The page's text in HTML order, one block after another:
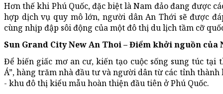
Hơn thế khi Phú Quốc, đặc biệt là Nam đảo đang được
hợp dịch vụ quy mô lớn, người dân An Thới sẽ được
cùng nhịp đập sôi động của một đô thị du lịch tầm cỡ
Sun Grand City New An Thoi – Điểm khởi nguồn của
Để biến giấc mơ an cư, kiến tạo cuộc sống sung túc tại
Á”, hàng trăm nhà đầu tư và người dân từ các tỉnh thành
- khu đô thị kiểu mẫu hoàn thiện đầu tiên ở Phú Quốc.